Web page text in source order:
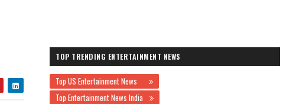
TOP TRENDING ENTERTAINMENT NEWS
Top US Entertainment News
Top Entertainment News India